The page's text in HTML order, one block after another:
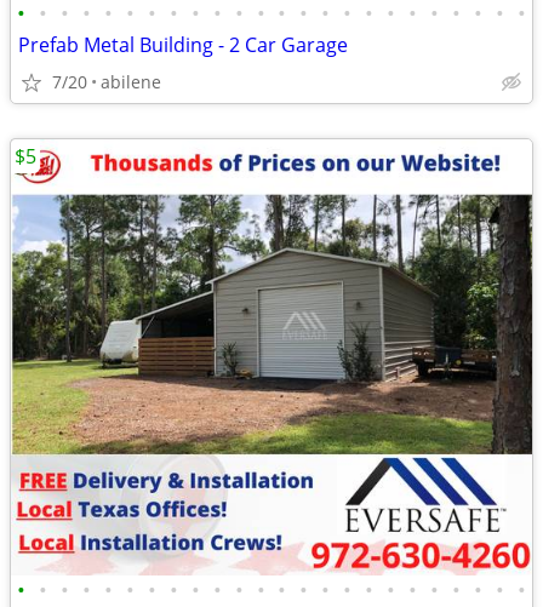
• • • • • • • • • • • • • • • • • • • • • • • •
Prefab Metal Building - 2 Car Garage
7/20 abilene
• • • • • • • • • • • • • • • • • • • • • • • •
$5